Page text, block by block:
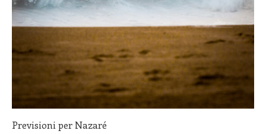
Previsioni per Nazaré